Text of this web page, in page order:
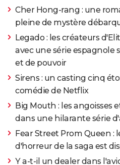
Cher Hong-rang : une
pleine de mystère
Legado : les créateurs
avec une série espagnole
et de pouvoir
Sirens : un casting cinq
comédie de Netflix
Big Mouth : les angoisses
dans une hilarante série
Fear Street Prom Queen :
d'horreur de la saga est
Y a-t-il un dealer dans